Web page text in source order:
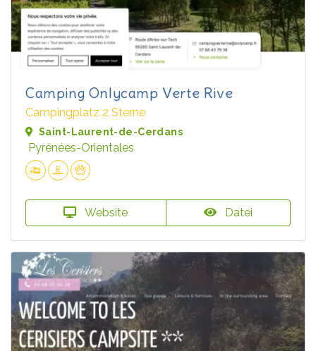
Camping Onlycamp Verte Rive
Campingplatz 2 Sterne
Saint-Laurent-de-Cerdans
Pyrénées-Orientales
Website Datei